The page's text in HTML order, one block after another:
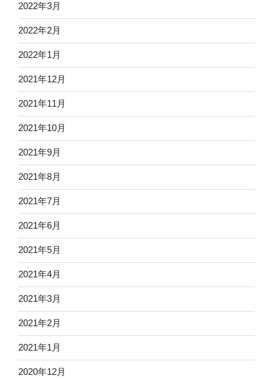
2022年3月
2022年2月
2022年1月
2021年12月
2021年11月
2021年10月
2021年9月
2021年8月
2021年7月
2021年6月
2021年5月
2021年4月
2021年3月
2021年2月
2021年1月
2020年12月